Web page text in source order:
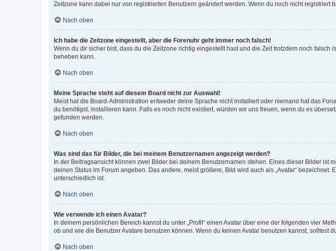
Zeitzone kann dabei nur von registrierten Benutzern geändert werden. Wenn du noch nicht registriert
Nach oben
Ich habe die Zeitzone eingestellt, aber die Forenuhr geht immer noch falsch!
Wenn du dir sicher bist, dass du die Zeitzone richtig eingestellt hast und die Zeit trotzdem noch
beheben kann.
Nach oben
Meine Sprache steht auf diesem Board nicht zur Auswahl!
Meist hat die Board-Administration entweder deine Sprache nicht installiert oder niemand hat das
du benötigst, installieren kann. Falls es noch nicht existiert, würden wir uns freuen, wenn du es
gefunden werden.
Nach oben
Was sind das für Bilder, die bei meinem Benutzernamen angezeigt werden?
In der Beitragsansicht können zwei Bilder bei deinem Benutzernamen stehen. Eines dieser Bilder
deinen Status im Forum angeben. Das andere, meist größere, Bild wird auch als „Avatar“
unterschiedlich ist.
Nach oben
Wie verwende ich einen Avatar?
In deinem persönlichen Bereich kannst du unter „Profil“ einen Avatar über eine der folgenden vier
ob und wie die Benutzer Avatare benutzen können. Wenn du keinen Avatar benutzen kannst, solltest
Nach oben